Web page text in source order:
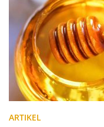
ARTIKEL